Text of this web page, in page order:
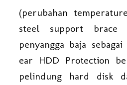
(perubahan
steel support brace
penyangga baja
ear HDD Protection
pelindung hard disk